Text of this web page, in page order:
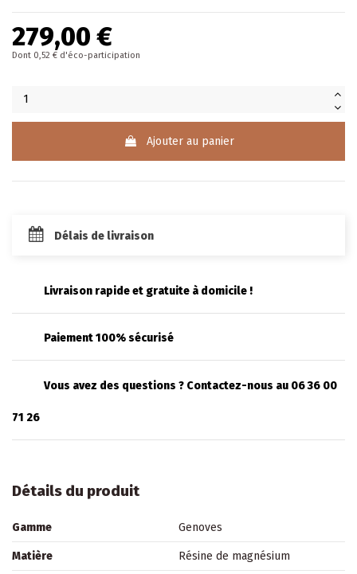
279,00 €
Dont 0,52 € d'éco-participation
Ajouter au panier
Délais de livraison
Livraison rapide et gratuite à domicile !
Paiement 100% sécurisé
Vous avez des questions ? Contactez-nous au 06 36 00
71 26
Détails du produit
Gamme Genoves
Matière Résine de magnésium